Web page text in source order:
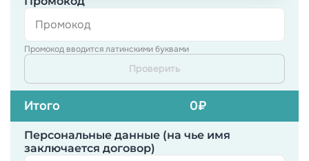
Промокод вводится латинскими буквами
Проверить
Итого 0₽
Персональные данные (на чье имя
заключается договор)